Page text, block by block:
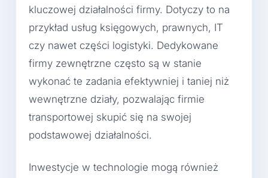
kluczowej działalności firmy. Dotyczy to na
przykład usług księgowych, prawnych, IT
czy nawet części logistyki. Dedykowane
firmy zewnętrzne często są w stanie
wykonać te zadania efektywniej i taniej niż
wewnętrzne działy, pozwalając firmie
transportowej skupić się na swojej
podstawowej działalności.
Inwestycje w technologie mogą również